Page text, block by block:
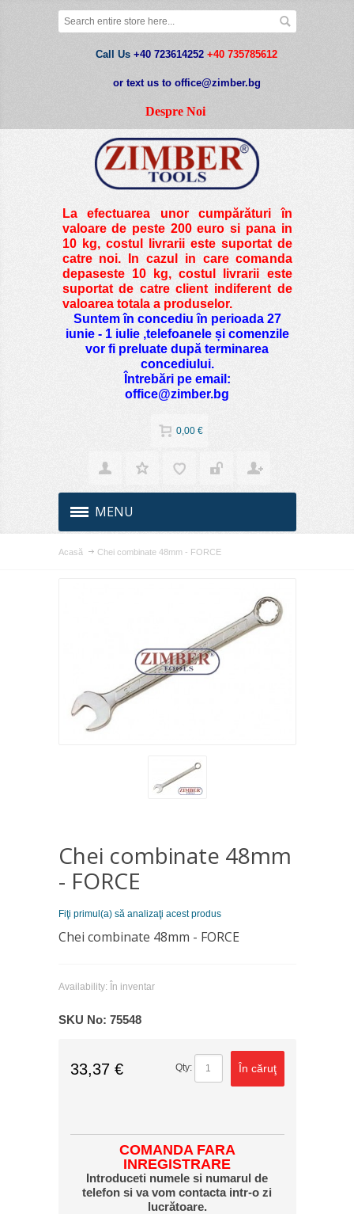
Call Us +40 723614252 +40 735785612
or text us to office@zimber.bg
Despre Noi
La efectuarea unor cumpărături în
valoare de peste200 euro si pana in
10 kg, costul livrarii este suportat de
catre noi. In cazul in care comanda
depaseste 10 kg, costul livrarii este
suportat de catre client indiferent de
valoarea totala a produselor.
Suntem în concediu în perioada 27
iunie - 1 iulie ,telefoanele și comenzile
vor fi preluate după terminarea
concediului.
Întrebări pe email:
office@zimber.bg
0,00 €
MENU
Acasă Chei combinate 48mm - FORCE
Chei combinate 48mm
- FORCE
Fiţi primul(a) să analizaţi acest produs
Chei combinate 48mm - FORCE
Availability: În inventar
SKU No: 75548
33,37 € Qty: În căruţ
COMANDA FARA
INREGISTRARE
Introduceti numele si numarul de
telefon si va vom contacta intr-o zi
lucrătoare.